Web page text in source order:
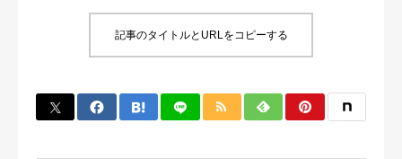
記事のタイトルとURLをコピーする